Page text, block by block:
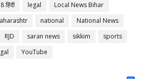
हिंदी
legal
Local News Bihar
national
National News
RJD saran news sikkim
sports
YouTube